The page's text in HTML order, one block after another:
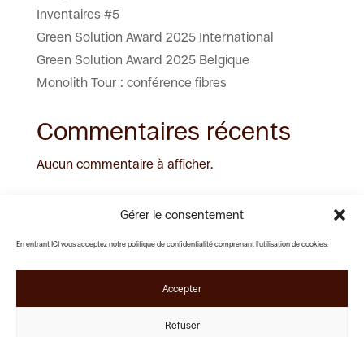
Gérer le consentement
En entrant ICI vous acceptez notre politique de confidentialité comprenant l'utilisation de cookies.
Accepter
Refuser
Inventaires #5
Green Solution Award 2025 International
Green Solution Award 2025 Belgique
Monolith Tour : conférence fibres
Commentaires récents
Aucun commentaire à afficher.
Rue Pierre Decoster 25
Lundi - Vendredi :
Samedi - Dimanche :
des Architectes de Belgique.